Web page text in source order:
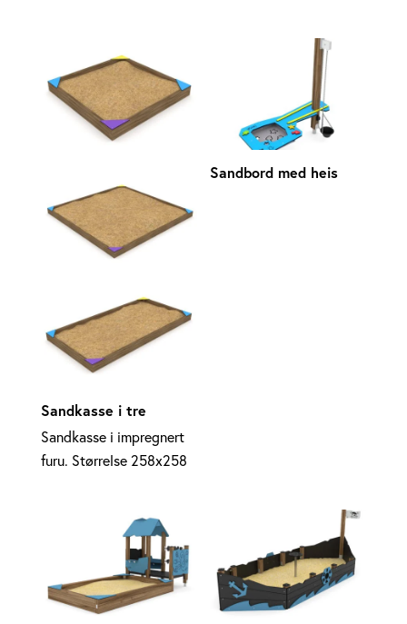
Sandkasse i tre
Sandkasse i impregnert
furu. Størrelse 258x258
Sandbord med heis